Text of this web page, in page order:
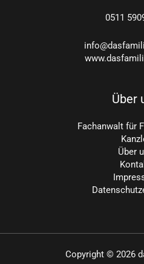
0511
Über
Fachanwalt für
Über
Copyright © 2026